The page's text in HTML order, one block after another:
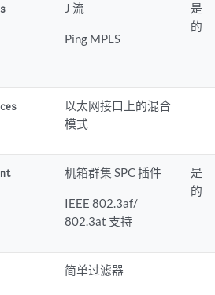
J 流
Ping MPLS
是
的
以太网接口上的混合
模式
机箱群集 SPC 插件
IEEE 802.3af/
802.3at 支持
是
的
简单过滤器